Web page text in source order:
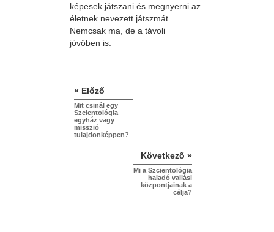
képesek játszani és megnyerni az
életnek nevezett játszmát.
Nemcsak ma, de a távoli
jövőben is.
« Előző
Mit csinál egy
Szcientológia
egyház vagy
misszió
tulajdonképpen?
Következő »
Mi a Szcientológia
haladó vallási
központjainak a
célja?